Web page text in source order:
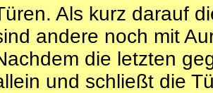
Als kurz darauf
andere noch mit
die letzten
und schließt die